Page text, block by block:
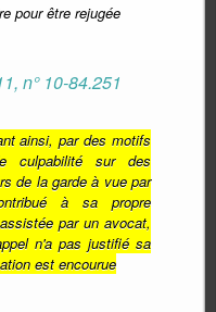
pour être rejugée
n° 10-84.251
ainsi, par des motifs
culpabilité sur des
de la garde à vue par
à sa propre
par un avocat,
n'a pas justifié sa
est encourue